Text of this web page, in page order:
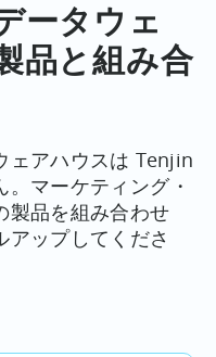
ータウェ
品と組み合
ェアハウスは Tenjin
マーケティング・
製品を組み合わせ
ップしてくださ